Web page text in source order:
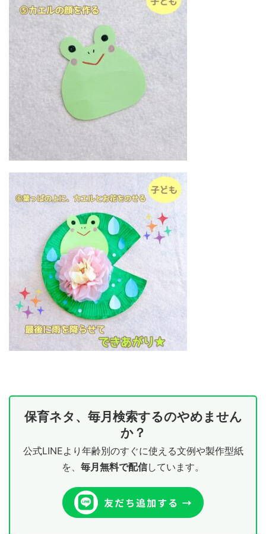
保育ネタ、毎月検索するのやめません
か？
公式LINEより年齢別のすぐに使える文例や製作型紙
を、 毎月無料で配信しています。